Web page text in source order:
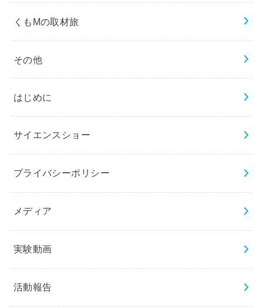
くもMの取材旅
その他
はじめに
サイエンスショー
プライバシーポリシー
メディア
実験動画
活動報告